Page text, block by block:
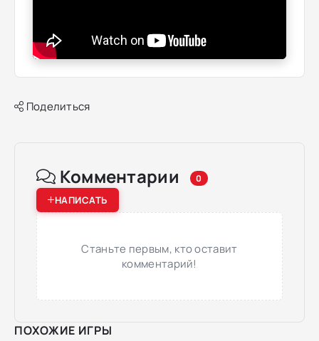
Поделиться
Комментарии 0
НАПИСАТЬ
Станьте первым, кто оставит
комментарий!
ПОХОЖИЕ ИГРЫ